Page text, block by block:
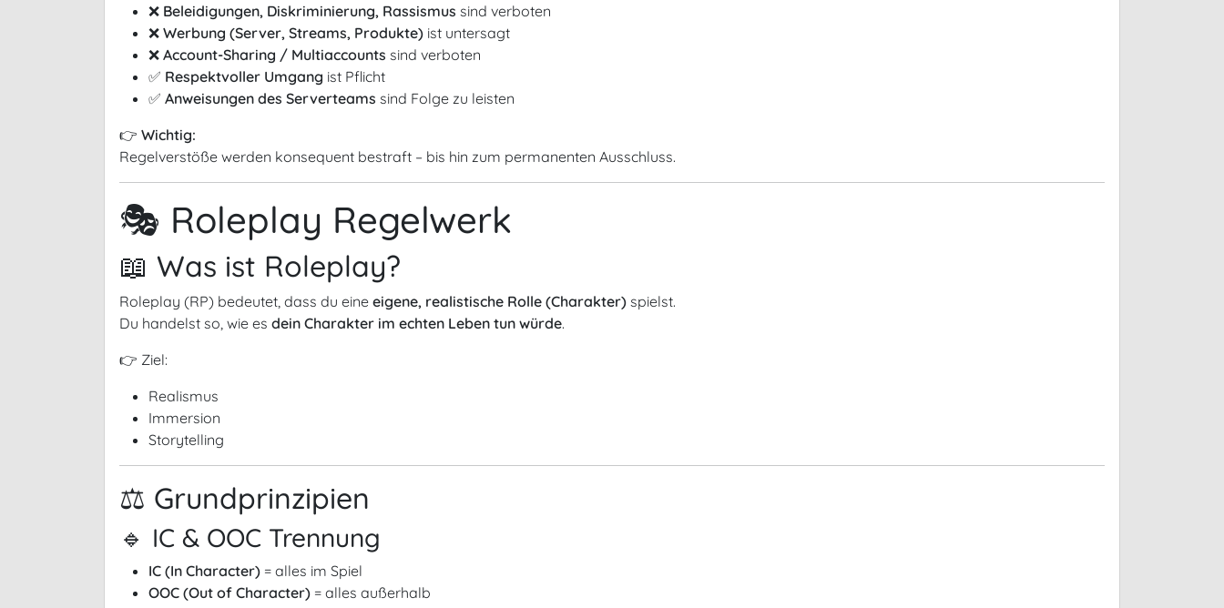
❌ Beleidigungen, Diskriminierung, Rassismus sind verboten
❌ Werbung (Server, Streams, Produkte) ist untersagt
❌ Account-Sharing / Multiaccounts sind verboten
✅ Respektvoller Umgang ist Pflicht
✅ Anweisungen des Serverteams sind Folge zu leisten
👉 Wichtig:
Regelverstöße werden konsequent bestraft – bis hin zum permanenten Ausschluss.
🎭 Roleplay Regelwerk
📖 Was ist Roleplay?
Roleplay (RP) bedeutet, dass du eine eigene, realistische Rolle (Charakter) spielst.
Du handelst so, wie es dein Charakter im echten Leben tun würde.
👉 Ziel:
Realismus
Immersion
Storytelling
⚖️ Grundprinzipien
🔹 IC & OOC Trennung
IC (In Character) = alles im Spiel
OOC (Out of Character) = alles außerhalb